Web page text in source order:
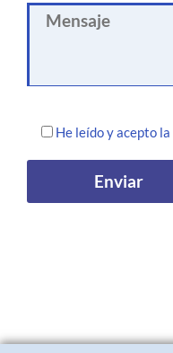
He leído y acepto la